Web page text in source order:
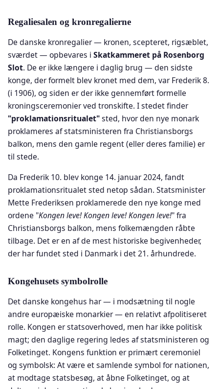
Regaliesalen og kronregalierne
De danske kronregalier — kronen, scepteret, rigsæblet,
sværdet — opbevares i Skatkammeret på Rosenborg
Slot. De er ikke længere i daglig brug — den sidste
konge, der formelt blev kronet med dem, var Frederik 8.
(i 1906), og siden er der ikke gennemført formelle
kroningsceremonier ved tronskifte. I stedet finder
"proklamationsritualet"sted, hvor den nye monark
proklameres af statsministeren fra Christiansborgs
balkon, mens den gamle regent (eller deres familie) er
til stede.
Da Frederik 10. blev konge 14. januar 2024, fandt
proklamationsritualet sted netop sådan. Statsminister
Mette Frederiksen proklamerede den nye konge med
ordene "Kongen leve! Kongen leve! Kongen leve!" fra
Christiansborgs balkon, mens folkemængden råbte
tilbage. Det er en af de mest historiske begivenheder,
der har fundet sted i Danmark i det 21. århundrede.
Kongehusets symbolrolle
Det danske kongehus har — i modsætning til nogle
andre europæiske monarkier — en relativt afpolitiseret
rolle. Kongen er statsoverhoved, men har ikke politisk
magt; den daglige regering ledes af statsministeren og
Folketinget. Kongens funktion er primært ceremoniel
og symbolsk: At være et samlende symbol for nationen,
at modtage statsbesøg, at åbne Folketinget, og at